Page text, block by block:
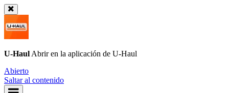
U-Haul Abrir en la aplicación de U-Haul
Abierto
Saltar al contenido